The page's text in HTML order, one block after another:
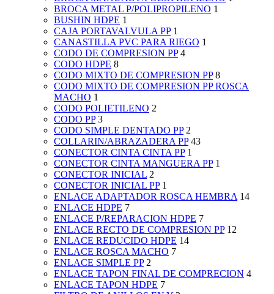
BROCA METAL P/POLIPROPILENO 1
BUSHIN HDPE 1
CAJA PORTAVALVULA PP 1
CANASTILLA PVC PARA RIEGO 1
CODO DE COMPRESION PP 4
CODO HDPE 8
CODO MIXTO DE COMPRESION PP 8
CODO MIXTO DE COMPRESION PP ROSCA
MACHO 1
CODO POLIETILENO 2
CODO PP 3
CODO SIMPLE DENTADO PP 2
COLLARIN/ABRAZADERA PP 43
CONECTOR CINTA CINTA PP 1
CONECTOR CINTA MANGUERA PP 1
CONECTOR INICIAL 2
CONECTOR INICIAL PP 1
ENLACE ADAPTADOR ROSCA HEMBRA 14
ENLACE HDPE 7
ENLACE P/REPARACION HDPE 7
ENLACE RECTO DE COMPRESION PP 12
ENLACE REDUCIDO HDPE 14
ENLACE ROSCA MACHO 7
ENLACE SIMPLE PP 2
ENLACE TAPON FINAL DE COMPRECION 4
ENLACE TAPON HDPE 7